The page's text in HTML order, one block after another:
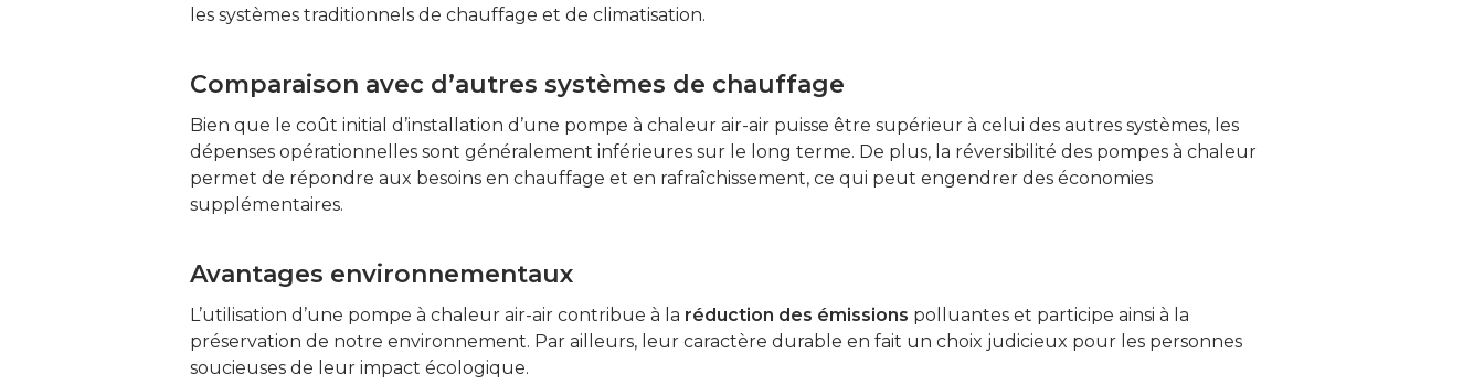
les systèmes traditionnels de chauffage et de climatisation.
Comparaison avec d’autres systèmes de chauffage
Bien que le coût initial d’installation d’une pompe à chaleur air-air puisse être supérieur à celui des autres systèmes, les
dépenses opérationnelles sont généralement inférieures sur le long terme. De plus, la réversibilité des pompes à chaleur
permet de répondre aux besoins en chauffage et en rafraîchissement, ce qui peut engendrer des économies
supplémentaires.
Avantages environnementaux
L’utilisation d’une pompe à chaleur air-air contribue à la réduction des émissions polluantes et participe ainsi à la
préservation de notre environnement. Par ailleurs, leur caractère durable en fait un choix judicieux pour les personnes
soucieuses de leur impact écologique.